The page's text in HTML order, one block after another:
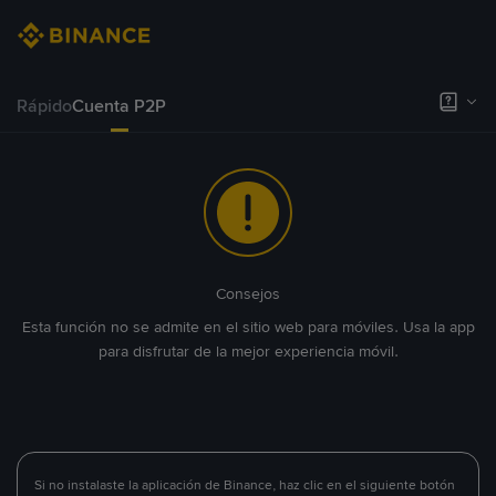
RápidoCuenta P2P
Consejos
Esta función no se admite en el sitio web para móviles. Usa la app
para disfrutar de la mejor experiencia móvil.
Si no instalaste la aplicación de Binance, haz clic en el siguiente botón